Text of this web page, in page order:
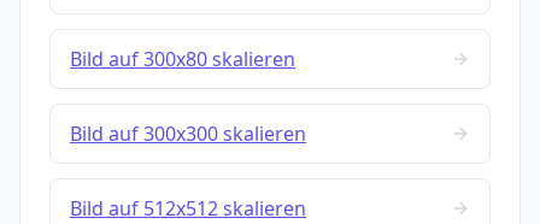
Bild auf 300x80 skalieren
Bild auf 300x300 skalieren
Bild auf 512x512 skalieren